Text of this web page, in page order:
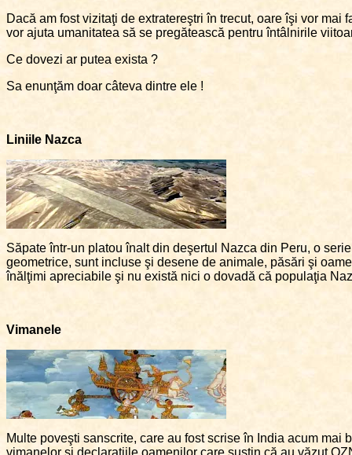
Dacă am fost vizitaţi de extratereştri în trecut, oare îşi vor
vor ajuta umanitatea să se pregătească pentru întâlnirile
Ce dovezi ar putea exista ?
Sa enunţăm doar câteva dintre ele !
Liniile Nazca
Săpate într-un platou înalt din deşertul Nazca din Peru, o
geometrice, sunt incluse şi desene de animale, păsări şi
înălţimi apreciabile şi nu există nici o dovadă că populaţia
Vimanele
Multe poveşti sanscrite, care au fost scrise în India acum